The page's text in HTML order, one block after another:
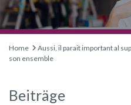
Home
Aussi, il parait important al
son ensemble
Beiträge